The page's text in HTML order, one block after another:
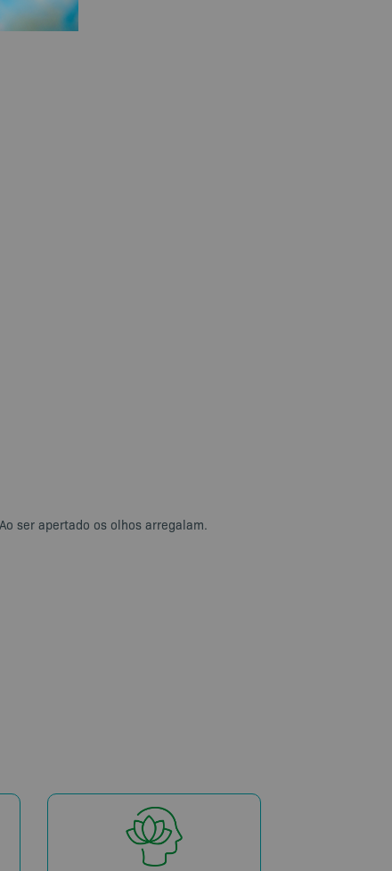
ser apertado os olhos arregalam.